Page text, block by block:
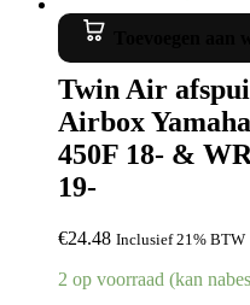
Twin Air
Airbox
450F 18- &
19-
€24.48 Inclusief 21% BTW
2 op voorraad (kan